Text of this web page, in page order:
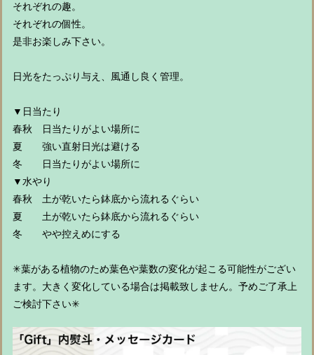
それぞれの趣。
それぞれの個性。
是非お楽しみ下さい。
日光をたっぷり与え、風通し良く管理。
▼日当たり
春秋 日当たりがよい場所に
夏 強い直射日光は避ける
冬 日当たりがよい場所に
▼水やり
春秋 土が乾いたら鉢底から流れるぐらい
夏 土が乾いたら鉢底から流れるぐらい
冬 やや控えめにする
✳︎葉がある植物のため葉色や葉数の変化が起こる可能性がござい
ます。大きく変化している場合は掲載致しません。予めご了承上
ご検討下さい✳︎